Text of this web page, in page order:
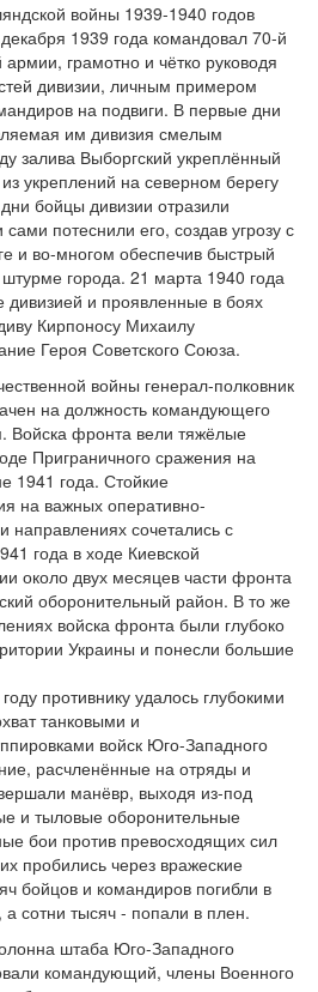
войны 1939-1940 годов
1939 года командовал 70-й
грамотно и чётко руководя
дивизии, личным примером
на подвиги. В первые дни
им дивизия смелым
залива Выборгский укреплённый
укреплений на северном берегу
бойцы дивизии отразили
сами потеснили его, создав угрозу с
и во-многом обеспечив быстрый
штурме города. 21 марта 1940 года
дивизией и проявленные в боях
Кирпоносу Михаилу
Героя Советского Союза.
войны ге­нерал-полковник
на должность командующего
фронта вели тяжёлые
Приграничного сражения на
1941 года. Стойкие
на важных оперативно-
направлениях сочетались с
года в ходе Киевской
около двух месяцев части фронта
оборонительный район. В то же
войска фронта были глубоко
Украины и понесли большие
противнику удалось глубокими
танковыми и
войск Юго-Западного
расчленённые на отряды и
манёвр, выходя из-под
и тыловые оборонительные
бои против превосходящих сил
пробились через вражеские
бойцов и командиров погибли в
сотни тысяч - попали в плен.
штаба Юго-Западного
командующий, члены Военного